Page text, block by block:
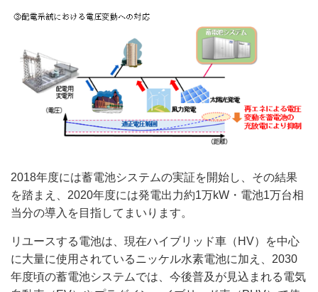
2018年度には蓄電池システムの実証を開始し、その結果
を踏まえ、2020年度には発電出力約1万kW・電池1万台相
当分の導入を目指してまいります。
リユースする電池は、現在ハイブリッド車（HV）を中心
に大量に使用されているニッケル水素電池に加え、2030
年度頃の蓄電池システムでは、今後普及が見込まれる電気